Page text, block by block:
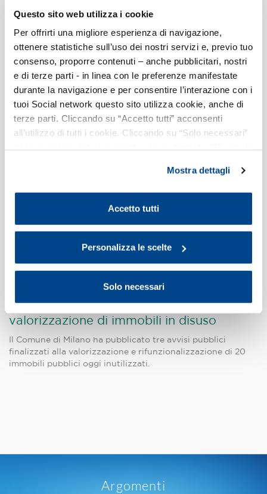
Questo sito web utilizza i cookie
Per offrirti una migliore esperienza di navigazione,
ottenere statistiche sull’uso dei nostri servizi e, previo tuo
consenso, proporre contenuti – anche pubblicitari, nostri
e di terze parti - in linea con le preferenze manifestate
durante la navigazione e per consentire l’interazione con i
tuoi Social network questo sito utilizza cookie, anche di
terze parti. Cliccando su “Accetto tutti” acconsenti
all’utilizzo di tutti i cookie. Cliccando su “Solo necessari”
propria volontà in relazione a ciascuna categoria di
cookie del sito. Per ulteriori informazioni consulta la
Mostra dettagli
Accetto tutti
Personalizza le scelte
Solo necessari
Il prolungamento della M5 a Monza: ruolo
strategico e impatti territoriali
ALERT
La Filiera Spazio Costruito in Lombardia e
2026
progettare, realizzare, allestire e gestire gli immobili.
Comune di Milano - Avvisi pubblici per la
valorizzazione di immobili in disuso
Il Comune di Milano ha pubblicato tre avvisi pubblici
finalizzati alla valorizzazione e rifunzionalizzazione di 20
immobili pubblici oggi inutilizzati.
Argomenti